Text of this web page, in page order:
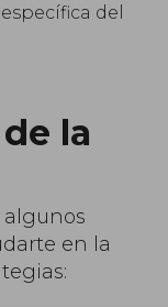
del
la
algunos
en la